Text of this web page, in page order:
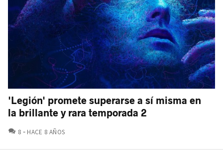
'Legión' promete superarse a sí misma en
la brillante y rara temporada 2
8 COMENTARIOS
HACE 8 AÑOS